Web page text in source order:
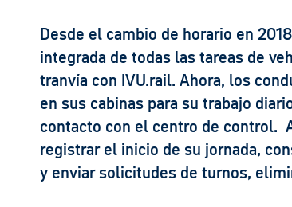
Desde el cambio de horario en
integrada de todas las tareas de
tranvía con IVU.rail. Ahora, los
en sus cabinas para su trabajo
contacto con el centro de control.
registrar el inicio de su jornada,
y enviar solicitudes de turnos,